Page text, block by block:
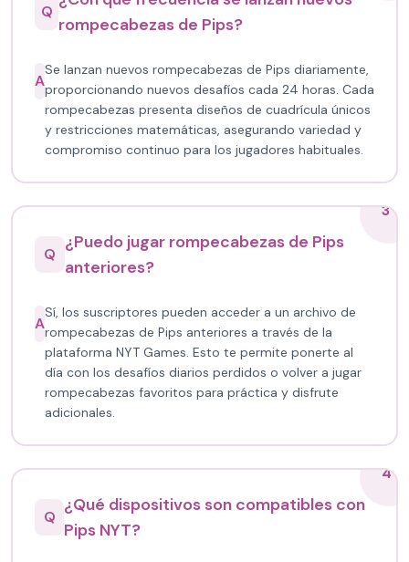
Q
rompecabezas de Pips?
A
Se lanzan nuevos rompecabezas de Pips diariamente,
proporcionando nuevos desafíos cada 24 horas. Cada
rompecabezas presenta diseños de cuadrícula únicos
y restricciones matemáticas, asegurando variedad y
compromiso continuo para los jugadores habituales.
3
Q
¿Puedo jugar rompecabezas de Pips
anteriores?
A
Sí, los suscriptores pueden acceder a un archivo de
rompecabezas de Pips anteriores a través de la
plataforma NYT Games. Esto te permite ponerte al
día con los desafíos diarios perdidos o volver a jugar
rompecabezas favoritos para práctica y disfrute
adicionales.
4
Q
¿Qué dispositivos son compatibles con
Pips NYT?